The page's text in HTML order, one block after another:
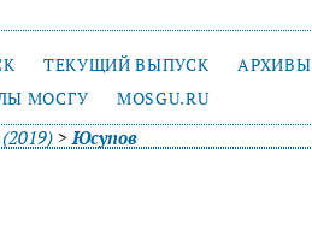
ТЕКУЩИЙ ВЫПУСК
АРХИВЫ
МОСГУ MOSGU.RU
>Юсупов